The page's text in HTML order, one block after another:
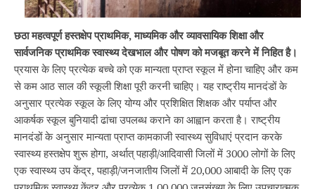
छठा महत्वपूर्ण हस्तक्षेप प्राथमिक, माध्यमिक और व्यावसायिक शिक्षा और
सार्वजनिक प्राथमिक स्वास्थ्य देखभाल और पोषण को मजबूत करने में निहित है।
प्रयास के लिए प्रत्येक बच्चे को एक मान्यता प्राप्त स्कूल में होना चाहिए और कम
से कम आठ साल की स्कूली शिक्षा पूरी करनी चाहिए। यह राष्ट्रीय मानदंडों के
अनुसार प्रत्येक स्कूल के लिए योग्य और प्रशिक्षित शिक्षक और पर्याप्त और
आकर्षक स्कूल बुनियादी ढांचा उपलब्ध कराने का आह्वान करता है। राष्ट्रीय
मानदंडों के अनुसार मान्यता प्राप्त कामकाजी स्वास्थ्य सुविधाएं प्रदान करके
स्वास्थ्य हस्तक्षेप शुरू होगा, अर्थात् पहाड़ी/आदिवासी जिलों में 3000 लोगों के लिए
एक स्वास्थ्य उप केंद्र, पहाड़ी/जनजातीय जिलों में 20,000 आबादी के लिए एक